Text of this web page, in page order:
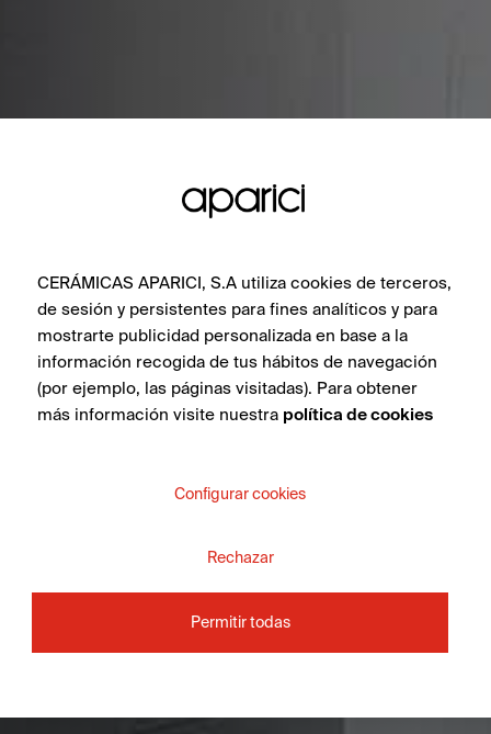
CERÁMICAS APARICI, S.A utiliza cookies de terceros,
de sesión y persistentes para fines analíticos y para
mostrarte publicidad personalizada en base a la
información recogida de tus hábitos de navegación
(por ejemplo, las páginas visitadas). Para obtener
más información visite nuestra política de cookies
Configurar cookies
Rechazar
Permitir todas